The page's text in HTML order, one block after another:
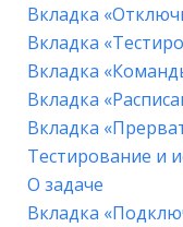
Вкладка
Вкладка
Вкладка
Вкладка
Вкладка
Тестирование и
О задаче
Вкладка